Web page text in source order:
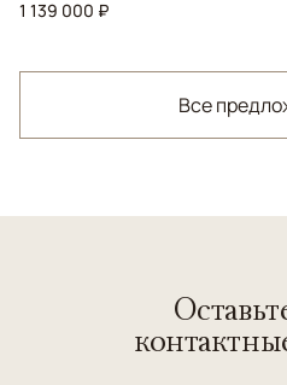
1 139 000 ₽
Все